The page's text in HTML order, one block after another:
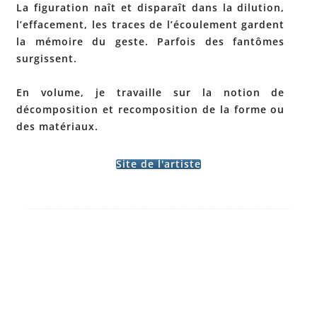
La figuration naît et disparaît dans la dilution,
l’effacement, les traces de l’écoulement gardent
la mémoire du geste. Parfois des fantômes
surgissent.
En volume, je travaille sur la notion de
décomposition et recomposition de la forme ou
des matériaux.
Site de l'artiste